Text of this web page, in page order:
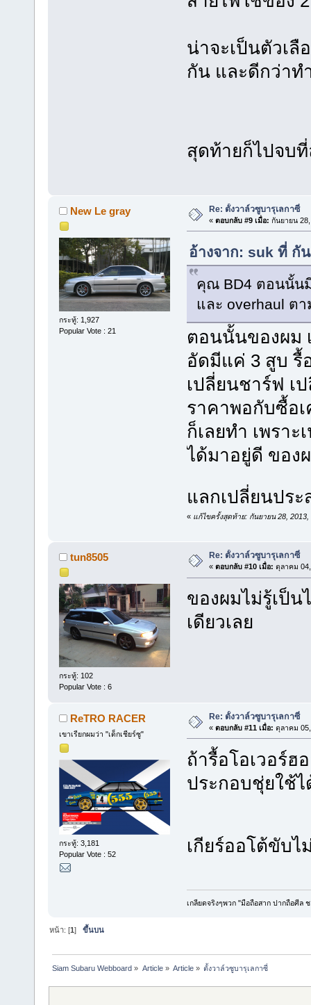
น่าจะเป็นตัวเ
กัน และดีกว่าท
สุดท้ายก็ไปจบ
New Le gray
กระทู้: 1,927
Popular Vote : 21
Re: ตั้งวาล์วซูบารุเลกาซี่
« ตอบกลับ #9 เมื่อ: กันยายน
อ้างจาก: suk ที่ กั
คุณ BD4 ตอนนั้น
และ overhaul ต
ตอนนั้นของผม
อัดมีแค่ 3 สูบ รื้
เปลี่ยนชาร์ฟ เ
ราคาพอกับซื้อ
ก็เลยทำ เพราะ
ได้มาอยู่ดี ของ
แลกเปลี่ยนปร
« แก้ไขครั้งสุดท้าย: กันยายน 28,
tun8505
กระทู้: 102
Popular Vote : 6
Re: ตั้งวาล์วซูบารุเลกาซี่
« ตอบกลับ #10 เมื่อ: ตุลาคม
ของผมไม่รู้เป็น
เดียวเลย
ReTRO RACER
เขาเรียกผมว่า "เด็กเชียร์ซู"
กระทู้: 3,181
Popular Vote : 52
Re: ตั้งวาล์วซูบารุเลกาซี่
« ตอบกลับ #11 เมื่อ: ตุลาคม
ถ้ารื้อโอเวอร์ฮ
ประกอบชุ่ยใช้
เกียร์ออโต้ขับ
เกลียดจริงๆพวก "มือถือสาก ปากถือศีล
หน้า: [1]ขึ้นบน
Siam Subaru Webboard » Article» Article» ตั้งวาล์วซูบารุเลกาซี่